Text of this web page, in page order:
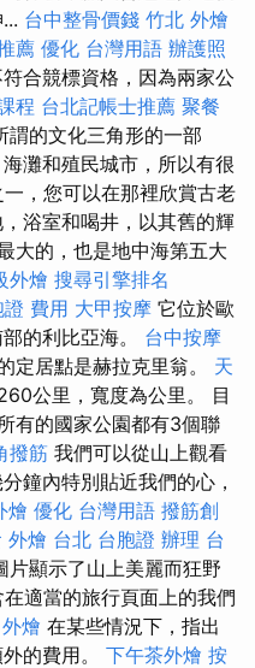
台中整骨價錢 竹北 外燴
薦 優化 台灣用語 辦護照
合競標資格，因為兩家公
程 台北記帳士推薦 聚餐
謂的文化三角形的一部
灘和殖民城市，所以有很
，您可以在那裡欣賞古老
浴室和喝井，以其舊的輝
大的，也是地中海第五大
外燴 搜尋引擎排名
證 費用 大甲按摩 它位於歐
的利比亞海。 台中按摩
定居點是赫拉克里翁。 天
公里，寬度為公里。 目
有的國家公園都有3個聯
撥筋 我們可以從山上觀看
鐘內特別貼近我們的心，
燴 優化 台灣用語 撥筋創
外燴 台北 台胞證 辦理 台
片顯示了山上美麗而狂野
適當的旅行頁面上的我們
燴 在某些情況下，指出
的費用。 下午茶外燴 按